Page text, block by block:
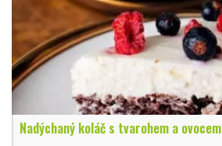
Nadýchaný koláč s tvarohem a ovocem